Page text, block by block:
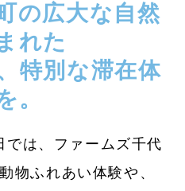
の広大な自然
れた
特別な滞在体
。
では、ファームズ千代
物ふれあい体験や、